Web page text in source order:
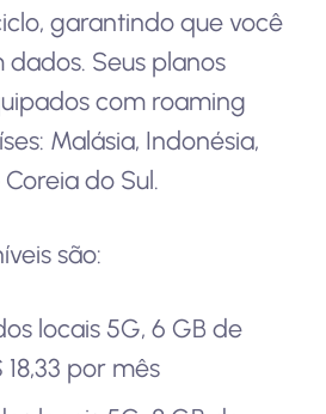
garantindo que você
Seus planos
com roaming
Malásia, Indonésia,
do Sul.
são:
locais 5G, 6 GB de
por mês